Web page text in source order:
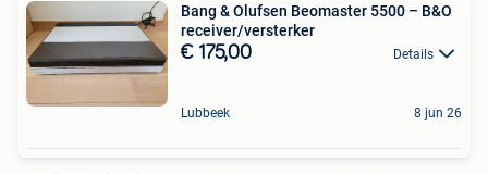
Bang & Olufsen Beomaster 5500 – B&O
receiver/versterker
€ 175,00 Details
Lubbeek 8 jun 26